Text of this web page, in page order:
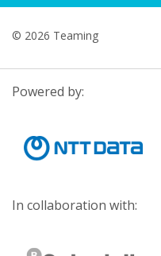
© 2026 Teaming
Powered by:
In collaboration with: